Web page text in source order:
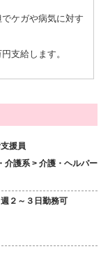
ケガや病気に対す
支給します。
援員
介護系 > 介護・ヘルパー
２～３日勤務可